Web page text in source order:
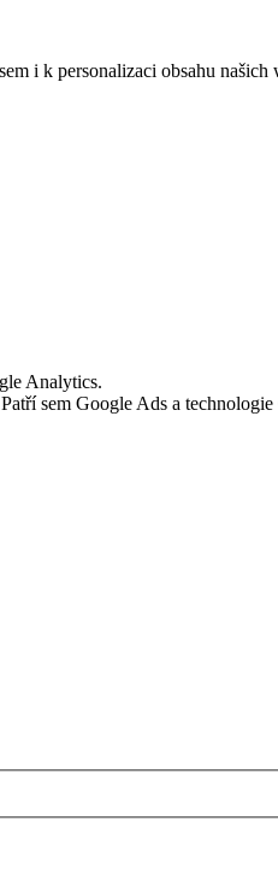
i k personalizaci obsahu
Analytics.
sem Google Ads a